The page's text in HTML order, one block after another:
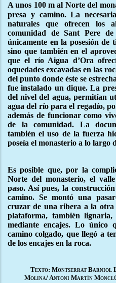
A unos 100 m al Norte del
presa y camino. La
naturales que ofrecen los
comunidad de Sant Pere
únicamente en la posesión de
sino que también en el
que el río Aigua d’Ora
oquedades excavadas en las
del punto donde éste se
fue instalado un dique. La
del nivel del agua, permitían
agua del río para el regadío,
además de funcionar como
de la comunidad. La
también el uso de la fuerza
poseía el monasterio a lo largo
Es posible que, por la
Norte del monasterio, el
paso. Así pues, la
camino. Se montó una
cruzar de una ribera a la otra
plataforma, también
mediante encajes. Lo único
camino colgado, que llegó a
de los encajes en la roca.
Texto: Montserrat Barniol
Molina/ Antoni Martín